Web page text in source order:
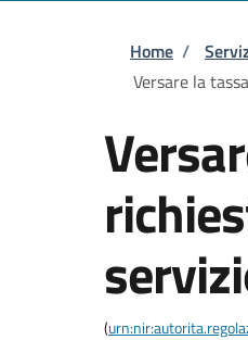
Home /
Versare la
(